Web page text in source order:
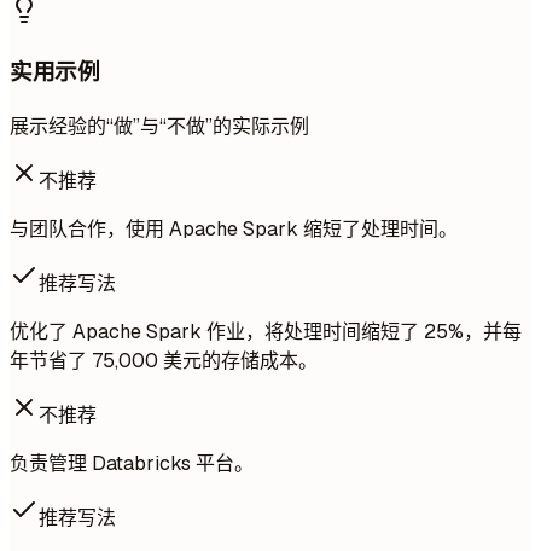
实用示例
展示经验的“做”与“不做”的实际示例
不推荐
与团队合作，使用 Apache Spark 缩短了处理时间。
推荐写法
优化了 Apache Spark 作业，将处理时间缩短了 25%，并每
年节省了 75,000 美元的存储成本。
不推荐
负责管理 Databricks 平台。
推荐写法